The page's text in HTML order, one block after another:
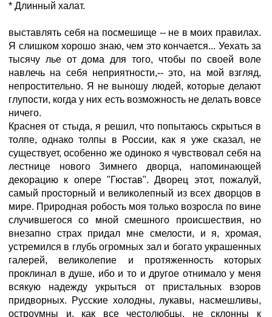
* Длинный халат.
выставлять себя на посмешище -- не в моих правилах.
Я слишком хорошо знаю, чем это кончается... Уехать за
тысячу лье от дома для того, чтобы по своей воле
навлечь на себя неприятности,-- это, на мой взгляд,
непростительно. Я не выношу людей, которые делают
глупости, когда у них есть возможность не делать вовсе
ничего.
Краснея от стыда, я решил, что попытаюсь скрыться в
толпе, однако толпы в России, как я уже сказал, не
существует, особенно же одиноко я чувствовал себя на
лестнице нового Зимнего дворца, напоминающей
декорацию к опере "Гюстав". Дворец этот, пожалуй,
самый просторный и великолепный из всех дворцов в
мире. Природная робость моя только возросла по вине
случившегося со мной смешного происшествия, но
внезапно страх придал мне смелости, и я, хромая,
устремился в глубь огромных зал и богато украшенных
галерей, великолепие и протяженность которых
проклинал в душе, ибо и то и другое отнимало у меня
всякую надежду укрыться от пристальных взоров
придворных. Русские холодны, лукавы, насмешливы,
остроумны и, как все честолюбцы, не склонны к